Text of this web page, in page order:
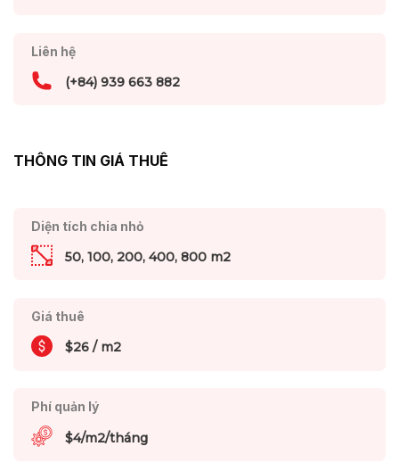
Liên hệ
(+84) 939 663 882
THÔNG TIN GIÁ THUÊ
Diện tích chia nhỏ
50, 100, 200, 400, 800 m2
Giá thuê
$26 / m2
Phí quản lý
$4/m2/tháng